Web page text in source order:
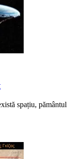
spațiu, pământul